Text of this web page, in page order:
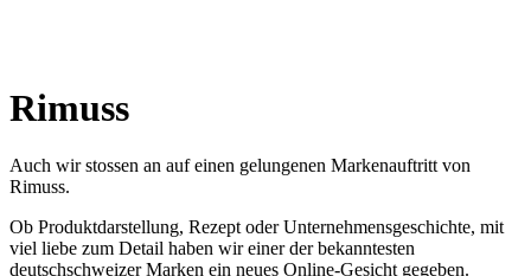
Rimuss
Auch wir stossen an auf einen gelungenen Markenauftritt von
Rimuss.
Ob Produktdarstellung, Rezept oder Unternehmensgeschichte, mit
viel liebe zum Detail haben wir einer der bekanntesten
deutschschweizer Marken ein neues Online-Gesicht gegeben.